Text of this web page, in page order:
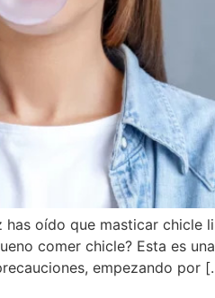
oído que masticar chicle
comer chicle? Esta es
empezando por